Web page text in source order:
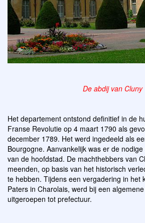
De abdij van Cluny
Het departement ontstond definitief in de
Franse Revolutie op 4 maart 1790 als
december 1789. Het werd ingedeeld als
Bourgogne. Aanvankelijk was er de
van de hoofdstad. De machthebbers van
meenden, op basis van het historisch
te hebben. Tijdens een vergadering in het
Paters in Charolais, werd bij een
uitgeroepen tot prefectuur.